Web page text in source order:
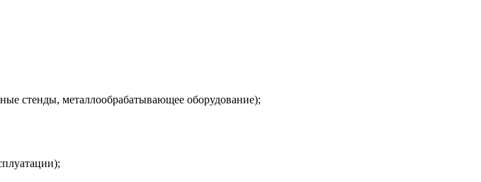
стенды, металлообрабатывающее оборудование);